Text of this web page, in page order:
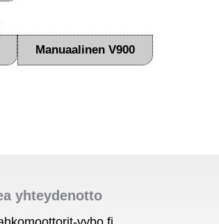
Manuaalinen V900
yhteydenotto